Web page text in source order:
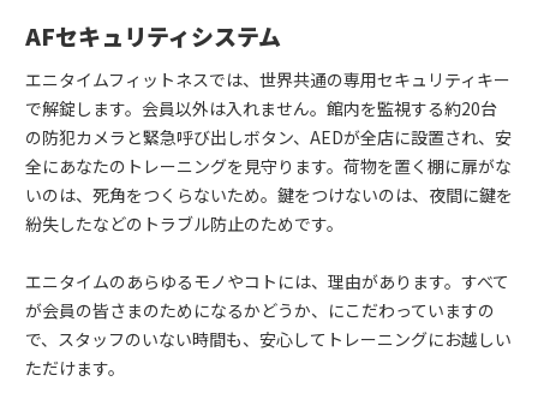
AFセキュリティシステム
エニタイムフィットネスでは、世界共通の専用セキュリティキー
で解錠します。会員以外は入れません。館内を監視する約20台
の防犯カメラと緊急呼び出しボタン、AEDが全店に設置され、安
全にあなたのトレーニングを見守ります。荷物を置く棚に扉がな
いのは、死角をつくらないため。鍵をつけないのは、夜間に鍵を
紛失したなどのトラブル防止のためです。
エニタイムのあらゆるモノやコトには、理由があります。すべて
が会員の皆さまのためになるかどうか、にこだわっていますの
で、スタッフのいない時間も、安心してトレーニングにお越しい
ただけます。